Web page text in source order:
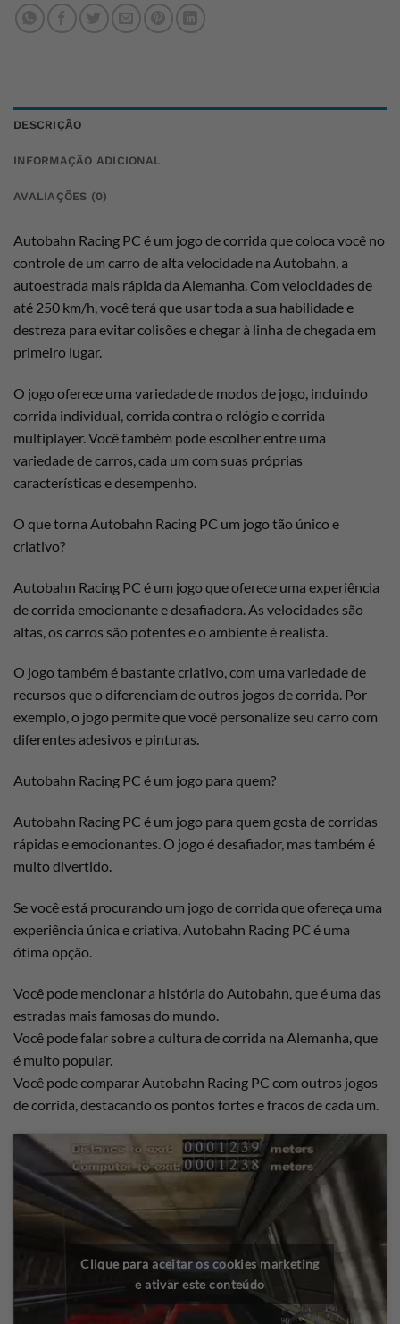
DESCRIÇÃO
INFORMAÇÃO ADICIONAL
AVALIAÇÕES (0)
Autobahn Racing PC é um jogo de corrida que coloca você no
controle de um carro de alta velocidade na Autobahn, a
autoestrada mais rápida da Alemanha. Com velocidades de
até 250 km/h, você terá que usar toda a sua habilidade e
destreza para evitar colisões e chegar à linha de chegada em
primeiro lugar.
O jogo oferece uma variedade de modos de jogo, incluindo
corrida individual, corrida contra o relógio e corrida
multiplayer. Você também pode escolher entre uma
variedade de carros, cada um com suas próprias
características e desempenho.
O que torna Autobahn Racing PC um jogo tão único e
criativo?
Autobahn Racing PC é um jogo que oferece uma experiência
de corrida emocionante e desafiadora. As velocidades são
altas, os carros são potentes e o ambiente é realista.
O jogo também é bastante criativo, com uma variedade de
recursos que o diferenciam de outros jogos de corrida. Por
exemplo, o jogo permite que você personalize seu carro com
diferentes adesivos e pinturas.
Autobahn Racing PC é um jogo para quem?
Autobahn Racing PC é um jogo para quem gosta de corridas
rápidas e emocionantes. O jogo é desafiador, mas também é
muito divertido.
Se você está procurando um jogo de corrida que ofereça uma
experiência única e criativa, Autobahn Racing PC é uma
ótima opção.
Você pode mencionar a história do Autobahn, que é uma das
estradas mais famosas do mundo.
Você pode falar sobre a cultura de corrida na Alemanha, que
é muito popular.
Você pode comparar Autobahn Racing PC com outros jogos
de corrida, destacando os pontos fortes e fracos de cada um.
Clique para aceitar os cookies marketing
e ativar este conteúdo